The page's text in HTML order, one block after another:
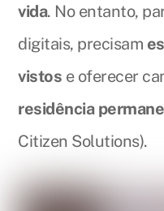
vida. No entanto,
digitais, precisam
vistos e oferecer
residência
Citizen Solutions).